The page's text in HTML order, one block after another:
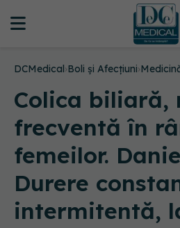
DCMedical›Boli și Afecțiuni›
Colica biliară,
frecventă în
femeilor.
Durere
intermitentă,